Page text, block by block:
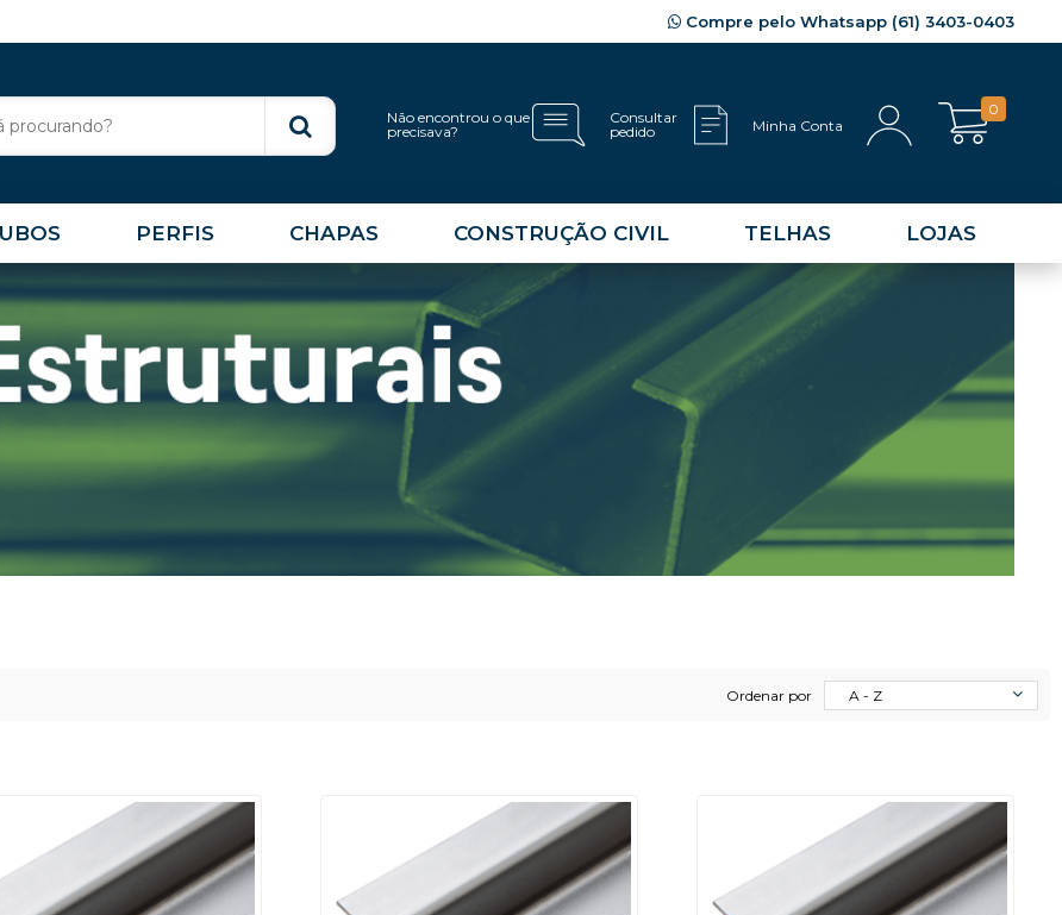
Compre pelo Whatsapp (61) 3403-0403
0
Minha Conta
Consultar
pedido
Não encontrou o que
precisava?
PERFIS CHAPAS CONSTRUÇÃO CIVIL TELHAS LOJAS
Ordenar por A - Z